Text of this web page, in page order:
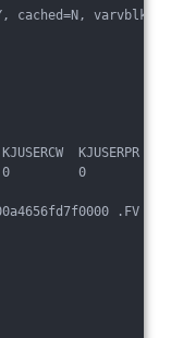
cached=N,
KJUSERPR
0         0
.FV